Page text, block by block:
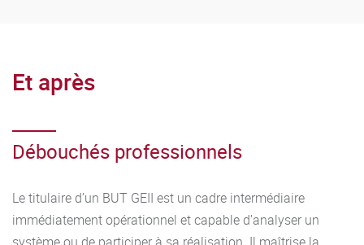
Et après
Débouchés professionnels
Le titulaire d’un BUT GEII est un cadre intermédiaire
immédiatement opérationnel et capable d’analyser un